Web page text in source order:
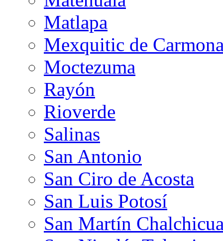
Matlapa
Mexquitic de
Moctezuma
Rayón
Rioverde
Salinas
San Antonio
San Ciro de Acosta
San Luis Potosí
San Martín